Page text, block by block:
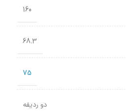
160
68.3
75
دو ردیفه